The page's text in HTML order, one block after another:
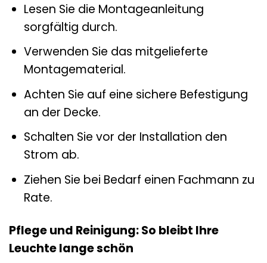
Lesen Sie die Montageanleitung
sorgfältig durch.
Verwenden Sie das mitgelieferte
Montagematerial.
Achten Sie auf eine sichere Befestigung
an der Decke.
Schalten Sie vor der Installation den
Strom ab.
Ziehen Sie bei Bedarf einen Fachmann zu
Rate.
Pflege und Reinigung: So bleibt Ihre
Leuchte lange schön